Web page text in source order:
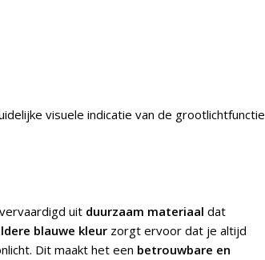
visuele indicatie van de grootlichtfunctie
uit duurzaam materiaal dat
blauwe kleur zorgt ervoor dat je altijd
Dit maakt het een betrouwbare en